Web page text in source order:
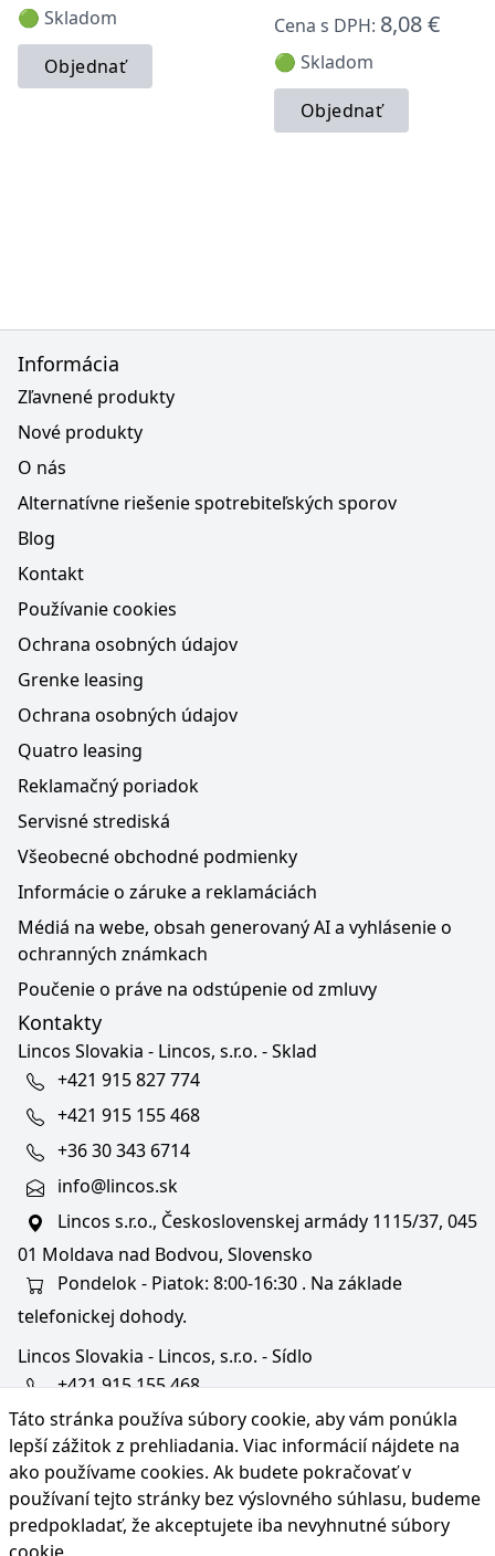
🟢 Skladom
Objednať
Cena s DPH: 8,08 €
🟢 Skladom
Objednať
Táto stránka používa súbory cookie, aby vám ponúkla
lepší zážitok z prehliadania. Viac informácií nájdete na
ako používame cookies. Ak budete pokračovať v
používaní tejto stránky bez výslovného súhlasu, budeme
predpokladať, že akceptujete iba nevyhnutné súbory
Informácia
Zľavnené produkty
Nové produkty
O nás
Alternatívne riešenie spotrebiteľských sporov
Blog
Kontakt
Používanie cookies
Ochrana osobných údajov
Grenke leasing
Ochrana osobných údajov
Quatro leasing
Reklamačný poriadok
Servisné strediská
Všeobecné obchodné podmienky
Informácie o záruke a reklamáciách
Médiá na webe, obsah generovaný AI a vyhlásenie o
ochranných známkach
Poučenie o práve na odstúpenie od zmluvy
Kontakty
Lincos Slovakia - Lincos, s.r.o. - Sklad
+421 915 827 774
+421 915 155 468
+36 30 343 6714
info@lincos.sk
Lincos s.r.o., Československej armády 1115/37, 045
01 Moldava nad Bodvou, Slovensko
Pondelok - Piatok: 8:00-16:30 . Na základe
telefonickej dohody.
Lincos Slovakia - Lincos, s.r.o. - Sídlo
+421 915 155 468
+36/30 343 6714
bratislava@lincos.sk
Lincos s.r.o., Rustaveliho 4, 831 06 Bratislava - m. č.
Rača, Slovensko